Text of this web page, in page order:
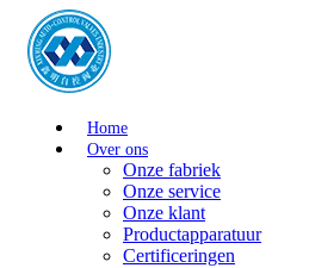
Home
Over ons
Onze fabriek
Onze service
Onze klant
Productapparatuur
Certificeringen